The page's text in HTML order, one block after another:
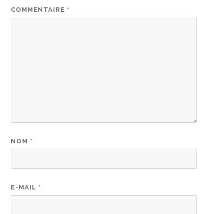
COMMENTAIRE *
NOM *
E-MAIL *